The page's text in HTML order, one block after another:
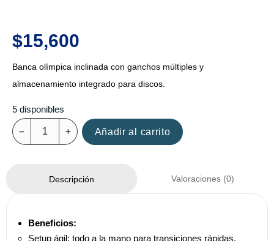
$15,600
Banca olímpica inclinada con ganchos múltiples y
almacenamiento integrado para discos.
5 disponibles
Añadir al carrito
Descripción Valoraciones (0)
Beneficios:
Setup ágil: todo a la mano para transiciones rápidas.